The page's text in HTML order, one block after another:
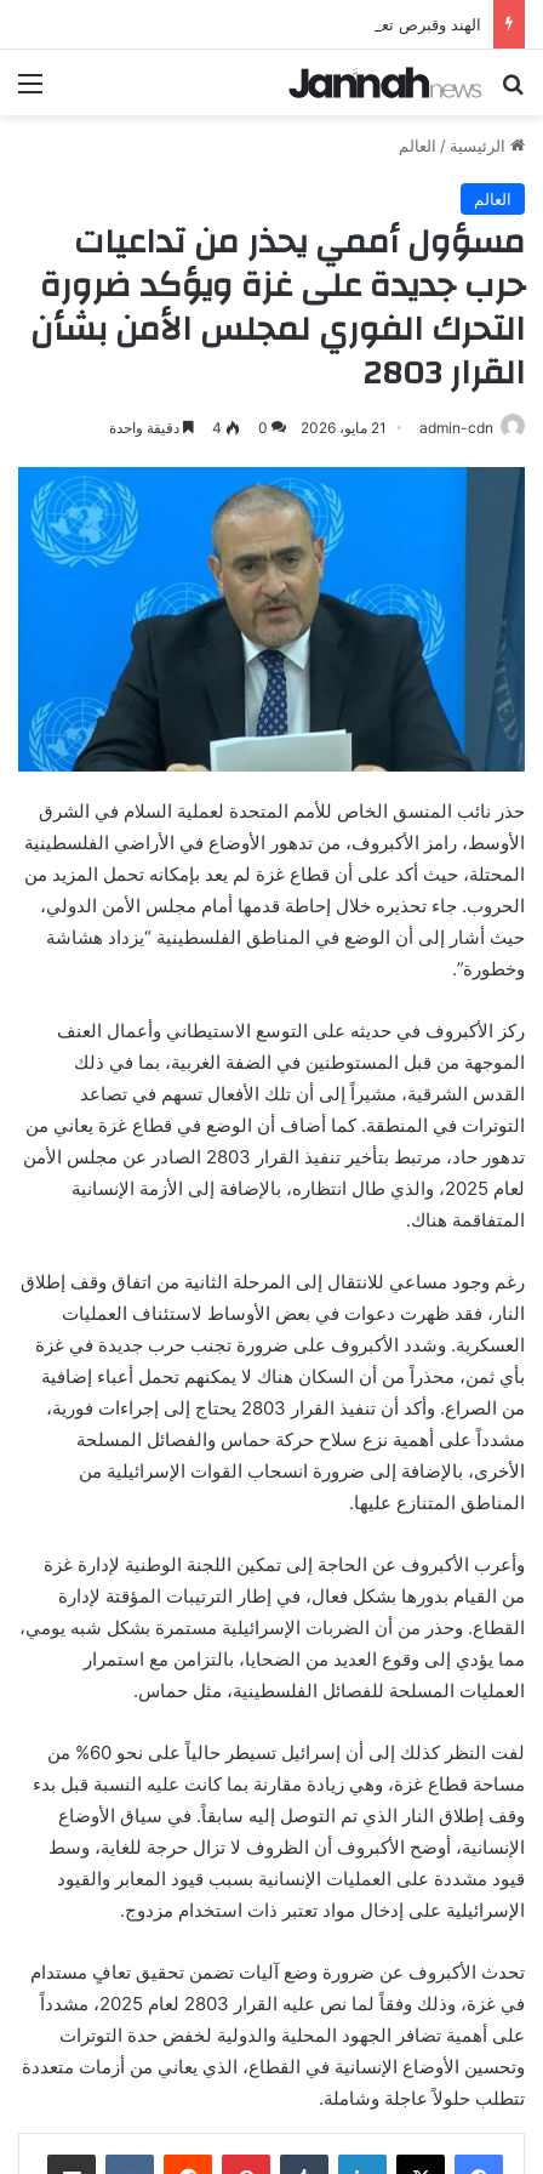
بحث عن
الرئيسية / العالم
العالم
مسؤول أممي يحذر من تداعيات
حرب جديدة على غزة ويؤكد ضرورة
التحرك الفوري لمجلس الأمن بشأن
القرار 2803
admin-cdn 21 مايو، 2026 0
4 دقيقة واحدة
حذر نائب المنسق الخاص للأمم المتحدة لعملية السلام في الشرق
الأوسط، رامز الأكبروف، من تدهور الأوضاع في الأراضي الفلسطينية
المحتلة، حيث أكد على أن قطاع غزة لم يعد بإمكانه تحمل المزيد من
الحروب. جاء تحذيره خلال إحاطة قدمها أمام مجلس الأمن الدولي،
حيث أشار إلى أن الوضع في المناطق الفلسطينية “يزداد هشاشة
وخطورة”.
ركز الأكبروف في حديثه على التوسع الاستيطاني وأعمال العنف
الموجهة من قبل المستوطنين في الضفة الغربية، بما في ذلك
القدس الشرقية، مشيراً إلى أن تلك الأفعال تسهم في تصاعد
التوترات في المنطقة. كما أضاف أن الوضع في قطاع غزة يعاني من
تدهور حاد، مرتبط بتأخير تنفيذ القرار 2803 الصادر عن مجلس الأمن
لعام 2025، والذي طال انتظاره، بالإضافة إلى الأزمة الإنسانية
المتفاقمة هناك.
رغم وجود مساعي للانتقال إلى المرحلة الثانية من اتفاق وقف إطلاق
النار، فقد ظهرت دعوات في بعض الأوساط لاستئناف العمليات
العسكرية. وشدد الأكبروف على ضرورة تجنب حرب جديدة في غزة
بأي ثمن، محذراً من أن السكان هناك لا يمكنهم تحمل أعباء إضافية
من الصراع. وأكد أن تنفيذ القرار 2803 يحتاج إلى إجراءات فورية،
مشدداً على أهمية نزع سلاح حركة حماس والفصائل المسلحة
الأخرى، بالإضافة إلى ضرورة انسحاب القوات الإسرائيلية من
المناطق المتنازع عليها.
وأعرب الأكبروف عن الحاجة إلى تمكين اللجنة الوطنية لإدارة غزة
من القيام بدورها بشكل فعال، في إطار الترتيبات المؤقتة لإدارة
القطاع. وحذر من أن الضربات الإسرائيلية مستمرة بشكل شبه يومي،
مما يؤدي إلى وقوع العديد من الضحايا، بالتزامن مع استمرار
العمليات المسلحة للفصائل الفلسطينية، مثل حماس.
لفت النظر كذلك إلى أن إسرائيل تسيطر حالياً على نحو 60% من
مساحة قطاع غزة، وهي زيادة مقارنة بما كانت عليه النسبة قبل بدء
وقف إطلاق النار الذي تم التوصل إليه سابقاً. في سياق الأوضاع
الإنسانية، أوضح الأكبروف أن الظروف لا تزال حرجة للغاية، وسط
قيود مشددة على العمليات الإنسانية بسبب قيود المعابر والقيود
الإسرائيلية على إدخال مواد تعتبر ذات استخدام مزدوج.
تحدث الأكبروف عن ضرورة وضع آليات تضمن تحقيق تعافٍ مستدام
في غزة، وذلك وفقاً لما نص عليه القرار 2803 لعام 2025، مشدداً
على أهمية تضافر الجهود المحلية والدولية لخفض حدة التوترات
وتحسين الأوضاع الإنسانية في القطاع، الذي يعاني من أزمات متعددة
تتطلب حلولاً عاجلة وشاملة.
لينكدإن بينتيريست مشاركة عبر البريد